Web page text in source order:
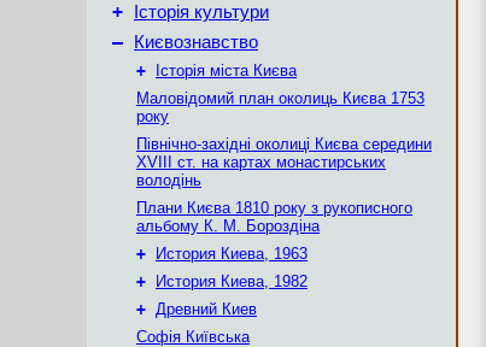
+ Історія культури
– Києвознавство
+
Історія міста Києва
Маловідомий план околиць Києва 1753
року
Північно-західні околиці Києва середини
XVIII ст. на картах монастирських
володінь
Плани Києва 1810 року з рукописного
альбому К. М. Бороздіна
+
История Киева, 1963
+
История Киева, 1982
+ Древний Киев
Софія Київська